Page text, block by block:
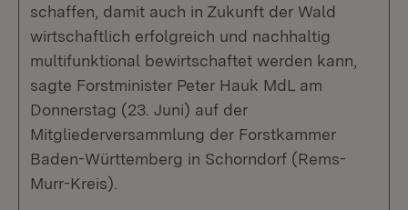
schaffen, damit auch in Zukunft der Wald
wirtschaftlich erfolgreich und nachhaltig
multifunktional bewirtschaftet werden kann,
sagte Forstminister Peter Hauk MdL am
Donnerstag (23. Juni) auf der
Mitgliederversammlung der Forstkammer
Baden-Württemberg in Schorndorf (Rems-
Murr-Kreis).